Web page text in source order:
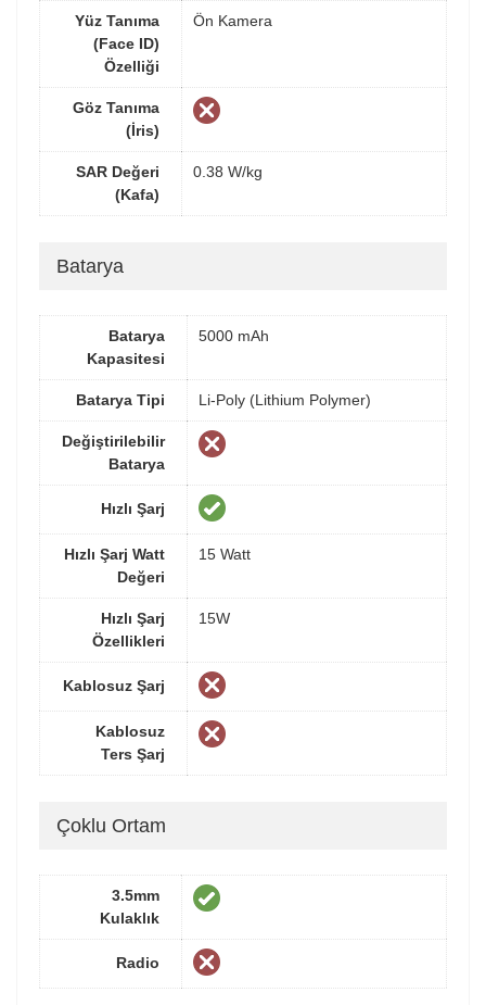
Yüz Tanıma
(Face ID)
Özelliği
Ön Kamera
Göz Tanıma
(İris)
SAR Değeri
(Kafa)
0.38 W/kg
Batarya
Batarya
Kapasitesi
5000 mAh
Batarya Tipi Li-Poly (Lithium Polymer)
Değiştirilebilir
Batarya
Hızlı Şarj
Hızlı Şarj Watt
Değeri
15 Watt
Hızlı Şarj
Özellikleri
15W
Kablosuz Şarj
Kablosuz
Ters Şarj
Çoklu Ortam
3.5mm
Kulaklık
Radio